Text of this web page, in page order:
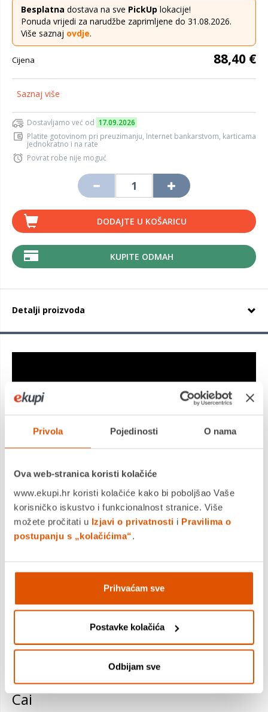
Privola Pojedinosti O nama
Ova web-stranica koristi kolačiće
www.ekupi.hr koristi kolačiće kako bi poboljšao Vaše
korisničko iskustvo i funkcionalnost stranice. Više
možete pročitati u Izjavi o privatnosti i Pravilima o
postupanju s „kolačićima“.
Prihvaćam sve
Postavke kolačića
Odbijam sve
Besplatna dostava na sve PickUp lokacije!
Ponuda vrijedi za narudžbe zaprimljene do 31.08.2026.
Više saznaj ovdje.
Cijena 88,40 €
Saznaj više
Dostavljamo već od 17.09.2026
Platite gotovinom pri preuzimanju, Internet bankarstvom, karticama
jednokratno i na rate
Povrat robe nije moguć
DODAJTE U KOŠARICU
KUPITE ODMAH
Detalji proizvoda
Borite se za pobjedu i ostvarite svoju
Weave na Nintendo Switchu 2.
Carstvo Dagdan prosperiralo je pod vladavinom
bogova punih 1.500 godina. Glavni grad, Dagsion,
domaćin je Herojskih igara – čiji pobjednik dobiva
pravo na ispunjenje jedne želje. Moćni borci iz cijele
zemlje okupili su se kako bi sudjelovali.
Priča igre Fire Emblem: Fortune’s Weave vrti se oko
Cai